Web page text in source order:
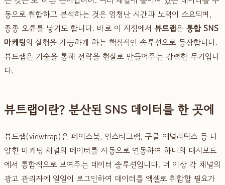
동으로 취합하고 분석하는 것은 엄청난 시간과 노력이 소요되며,
종종 오류를 낳기도 합니다. 바로 이 지점에서 뷰트랩은 통합 SNS
마케팅의 실행을 가능하게 하는 핵심적인 솔루션으로 등장합니다.
뷰트랩은 기술을 통해 전략을 현실로 만들어주는 강력한 무기입니
다.
뷰트랩이란? 분산된 SNS 데이터를 한 곳에
뷰트랩(viewtrap)은 페이스북, 인스타그램, 구글 애널리틱스 등 다
양한 마케팅 채널의 데이터를 자동으로 연동하여 하나의 대시보드
에서 통합적으로 보여주는 데이터 솔루션입니다. 더 이상 각 채널의
광고 관리자에 일일이 로그인하여 데이터를 엑셀로 취합할 필요가